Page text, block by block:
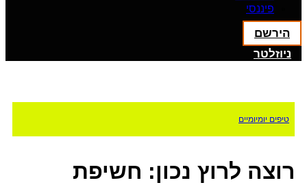
פיננסי
הירשם
ניוזלטר
טיפים יומיומיים
רוצה לרוץ נכון: חשיפת